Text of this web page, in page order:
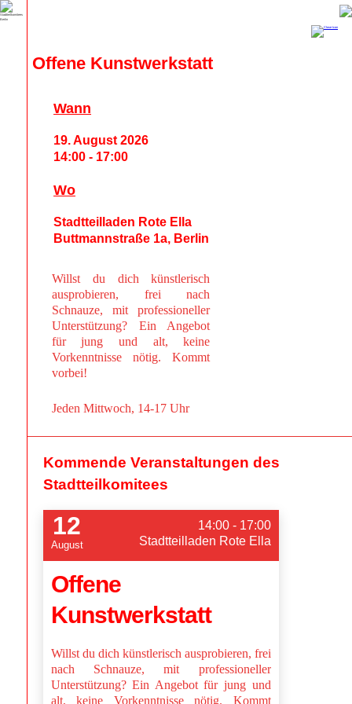
Offene Kunstwerkstatt
Willst du dich künstlerisch
ausprobieren, frei nach
Schnauze, mit professioneller
Unterstützung? Ein Angebot
für jung und alt, keine
Vorkenntnisse nötig. Kommt
vorbei!
Jeden Mittwoch, 14-17 Uhr
Wann
19. August 2026
14:00 - 17:00
Wo
Stadtteilladen Rote Ella
Buttmannstraße 1a, Berlin
Kommende Veranstaltungen des
Stadtteilkomitees
12
August
14:00 - 17:00
Stadtteilladen Rote Ella
Offene
Kunstwerkstatt
Willst du dich künstlerisch ausprobieren, frei
nach Schnauze, mit professioneller
Unterstützung? Ein Angebot für jung und
alt, keine Vorkenntnisse nötig. Kommt